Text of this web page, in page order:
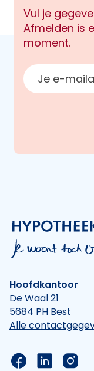
Vul je
Afmelden is
moment.
E-mailadres
Hoofdkantoor
De Waal 21
5684 PH Best
Alle
Link naar de
Link naar
Link